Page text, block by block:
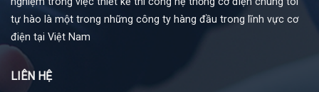
tự hào là một trong những công ty hàng đầu trong lĩnh vực cơ
điện tại Việt Nam
LIÊN HỆ